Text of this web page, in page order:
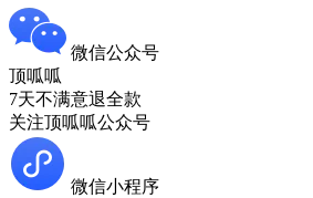
微信公众号
顶呱呱
7天不满意退全款
关注顶呱呱公众号
微信小程序